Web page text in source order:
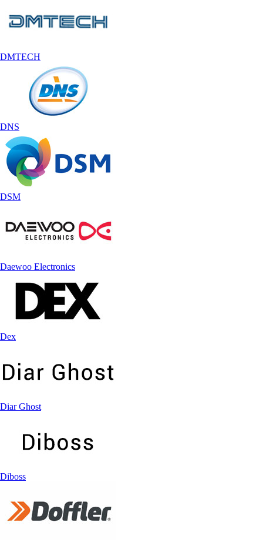
DMTECH
DNS
DSM
Daewoo Electronics
Dex
Diar Ghost
Diboss